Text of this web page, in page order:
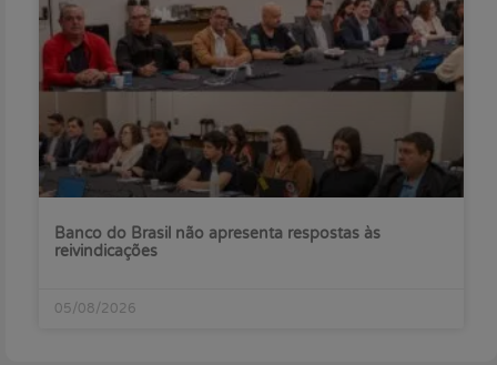
Banco do Brasil não apresenta respostas às
reivindicações
05/08/2026